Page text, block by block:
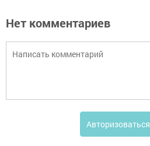
Нет комментариев
Авторизоваться